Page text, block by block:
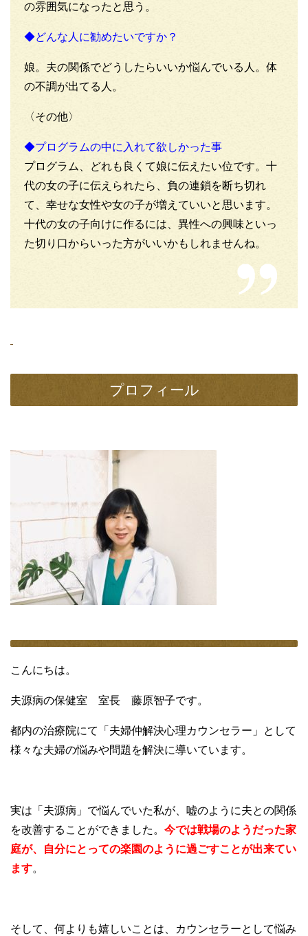
の雰囲気になったと思う。
◆どんな人に勧めたいですか？
娘。夫の関係でどうしたらいいか悩んでいる人。体
の不調が出てる人。
〈その他〉
◆プログラムの中に入れて欲しかった事
プログラム、どれも良くて娘に伝えたい位です。十
代の女の子に伝えられたら、負の連鎖を断ち切れ
て、幸せな女性や女の子が増えていいと思います。
十代の女の子向けに作るには、異性への興味といっ
た切り口からいった方がいいかもしれませんね。
プロフィール
こんにちは。
夫源病の保健室 室長 藤原智子です。
都内の治療院にて「夫婦仲解決心理カウンセラー」として
様々な夫婦の悩みや問題を解決に導いています。
実は「夫源病」で悩んでいた私が、嘘のように夫との関係
を改善することができました。 今では戦場のようだった家
庭が、自分にとっての楽園のように過ごすことが出来てい
ます。
そして、何よりも嬉しいことは、カウンセラーとして悩み